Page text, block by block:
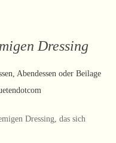
Dressing
Dressing, das sich